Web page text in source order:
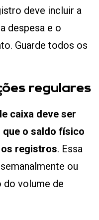
deve incluir a
despesa e o
Guarde todos os
regulares
caixa deve ser
o saldo físico
registros. Essa
ou
do volume de